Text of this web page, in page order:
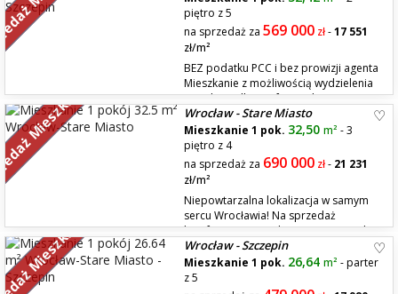
piętro z 5
na sprzedaż za569 000 zł-17 551
zł/m²
BEZ podatku PCC i bez prowizji agenta
Mieszkanie z możliwością wydzielenia
sypialni. Balkon w formie logii ma
ponad 8 m2! Możliwość dokupienia miejsca postojowego na parkingu
podziemnym oraz komórki lokatorskiej. Osiedle powstało tuż przy
Odrze, na Starym Mieście. Tej wyjątkowej lokalizacji zawd...
Mieszkań Wrocław - Stare Miasto
Mieszkanie 1 pok. 32,50m² - 3
piętro z 4
na sprzedaż za 690 000 zł- 21 231
zł/m²
Niepowtarzalna lokalizacja w samym
sercu Wrocławia! Na sprzedaż
komfortowe mieszkanie o powierzchni
32,5 m², położone przy ul. Uniwersyteckiej, na rogu ul. Więziennej, tuż
przy Wydziale Prawa Uniwersytetu Wrocławskiego. To propozycja
zarówno dla osób szukających klimatycznego mieszkania w centrum m...
Mieszkań Wrocław - Szczepin
Mieszkanie 1 pok. 26,64m² - parter
z 5